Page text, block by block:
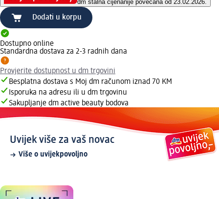
dm stalna cijenanije povećana od 23.02.2026.
Dodati u korpu
Dostupno online
Standardna dostava za 2-3 radnih dana
Provjerite dostupnost u dm trgovini
Besplatna dostava s Moj dm računom iznad 70 KM
Isporuka na adresu ili u dm trgovinu
Sakupljanje dm active beauty bodova
Uvijek više za vaš novac
Više o uvijekpovoljno